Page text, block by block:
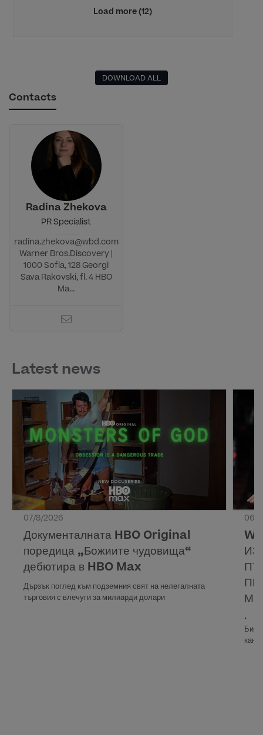
Load more (12)
DOWNLOAD ALL
Contacts
Radina Zhekova
PR Specialist
radina.zhekova@wbd.com
Warner Bros.Discovery |
1000 Sofia, 128 Georgi
Sava Rakovski, fl. 4 HBO
Ma...
Latest news
07/8/2026
Документалната HBO Original
поредица „Божиите чудовища“
дебютира в HBO Max
Дързък поглед към подземния свят на нелегалната
търговия с влечуги за милиарди долари
06/
•